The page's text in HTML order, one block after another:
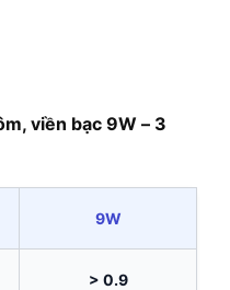
viền bạc 9W – 3
9W
> 0.9